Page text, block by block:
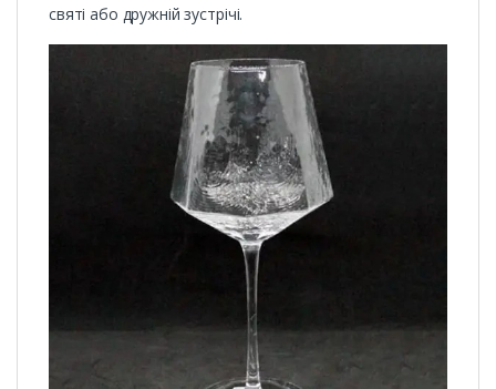
святі або дружній зустрічі.